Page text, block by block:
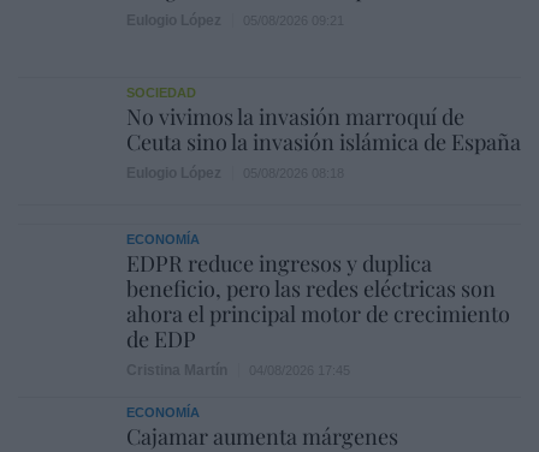
SOCIEDAD
No vivimos la invasión marroquí de
Ceuta sino la invasión islámica de España
ECONOMÍA
EDPR reduce ingresos y duplica
beneficio, pero las redes eléctricas son
ahora el principal motor de crecimiento
de EDP
ECONOMÍA
Cajamar aumenta márgenes